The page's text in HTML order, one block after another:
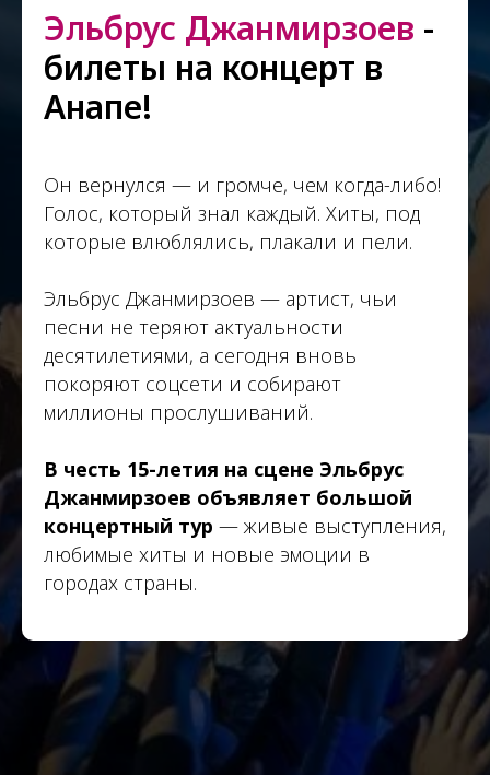
Эльбрус Джанмирзоев -
билеты на концерт в
Анапе!
Он вернулся — и громче, чем когда-либо!
Голос, который знал каждый. Хиты, под
которые влюблялись, плакали и пели.
Эльбрус Джанмирзоев — артист, чьи
песни не теряют актуальности
десятилетиями, а сегодня вновь
покоряют соцсети и собирают
миллионы прослушиваний.
В честь 15-летия на сцене Эльбрус
Джанмирзоев объявляет большой
концертный тур — живые выступления,
любимые хиты и новые эмоции в
городах страны.